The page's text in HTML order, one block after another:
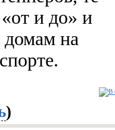
и до» и
домам на
)